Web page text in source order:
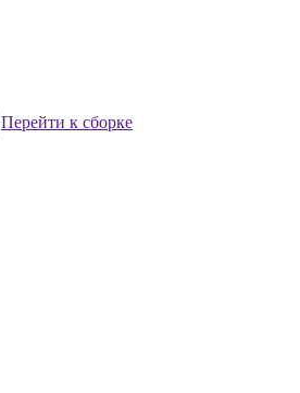
Перейти к сборке